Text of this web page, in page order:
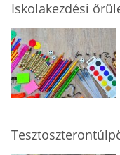
Iskolakezdési